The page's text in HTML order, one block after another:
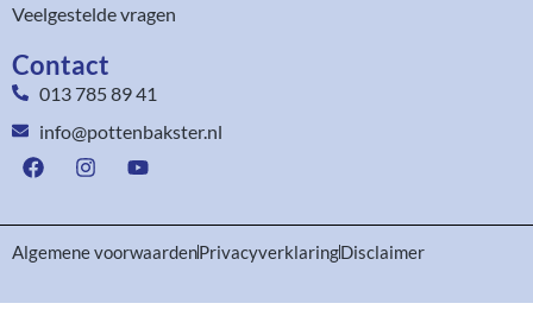
Veelgestelde vragen
Contact
013 785 89 41
info@pottenbakster.nl
Algemene voorwaardenPrivacyverklaringDisclaimer